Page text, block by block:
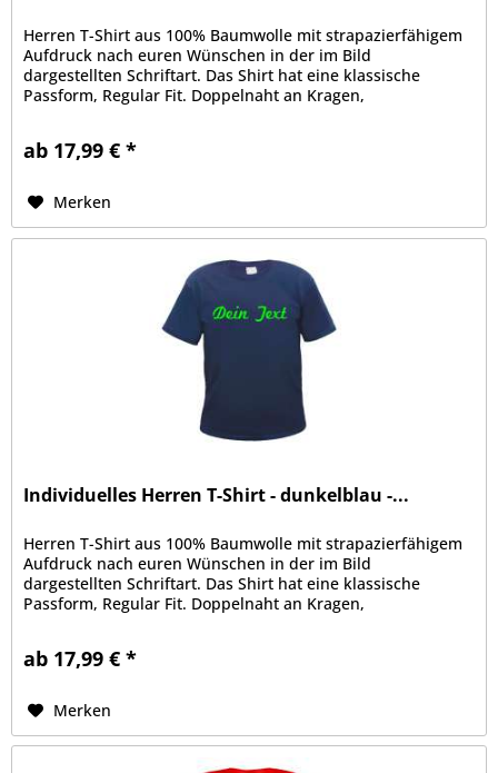
Herren T-Shirt aus 100% Baumwolle mit strapazierfähigem
Aufdruck nach euren Wünschen in der im Bild
dargestellten Schriftart. Das Shirt hat eine klassische
Passform, Regular Fit. Doppelnaht an Kragen,
ab 17,99 € *
Merken
Individuelles Herren T-Shirt - dunkelblau -...
Herren T-Shirt aus 100% Baumwolle mit strapazierfähigem
Aufdruck nach euren Wünschen in der im Bild
dargestellten Schriftart. Das Shirt hat eine klassische
Passform, Regular Fit. Doppelnaht an Kragen,
ab 17,99 € *
Merken